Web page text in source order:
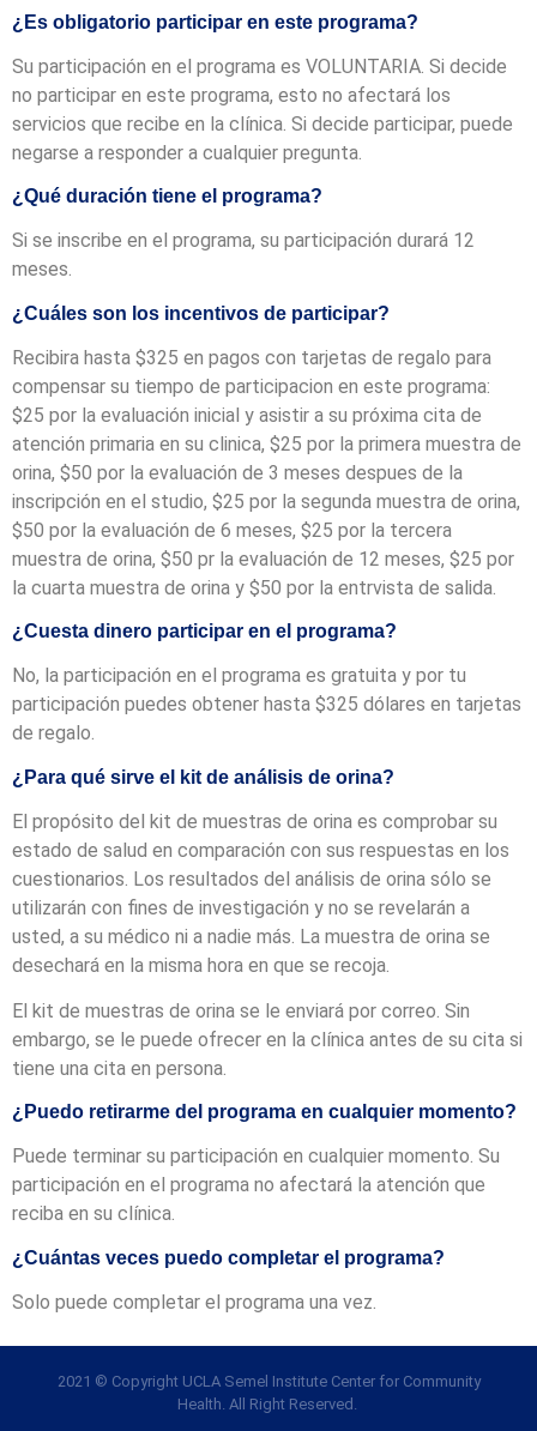
¿Es obligatorio participar en este programa?
Su participación en el programa es VOLUNTARIA. Si decide
no participar en este programa, esto no afectará los
servicios que recibe en la clínica. Si decide participar, puede
negarse a responder a cualquier pregunta.
¿Qué duración tiene el programa?
Si se inscribe en el programa, su participación durará 12
meses.
¿Cuáles son los incentivos de participar?
Recibira hasta $325 en pagos con tarjetas de regalo para
compensar su tiempo de participacion en este programa:
$25 por la evaluación inicial y asistir a su próxima cita de
atención primaria en su clinica, $25 por la primera muestra de
orina, $50 por la evaluación de 3 meses despues de la
inscripción en el studio, $25 por la segunda muestra de orina,
$50 por la evaluación de 6 meses, $25 por la tercera
muestra de orina, $50 pr la evaluación de 12 meses, $25 por
la cuarta muestra de orina y $50 por la entrvista de salida.
¿Cuesta dinero participar en el programa?
No, la participación en el programa es gratuita y por tu
participación puedes obtener hasta $325 dólares en tarjetas
de regalo.
¿Para qué sirve el kit de análisis de orina?
El propósito del kit de muestras de orina es comprobar su
estado de salud en comparación con sus respuestas en los
cuestionarios. Los resultados del análisis de orina sólo se
utilizarán con fines de investigación y no se revelarán a
usted, a su médico ni a nadie más. La muestra de orina se
desechará en la misma hora en que se recoja.
El kit de muestras de orina se le enviará por correo. Sin
embargo, se le puede ofrecer en la clínica antes de su cita si
tiene una cita en persona.
¿Puedo retirarme del programa en cualquier momento?
Puede terminar su participación en cualquier momento. Su
participación en el programa no afectará la atención que
reciba en su clínica.
¿Cuántas veces puedo completar el programa?
Solo puede completar el programa una vez.
2021 © Copyright UCLA Semel Institute Center for Community
Health. All Right Reserved.